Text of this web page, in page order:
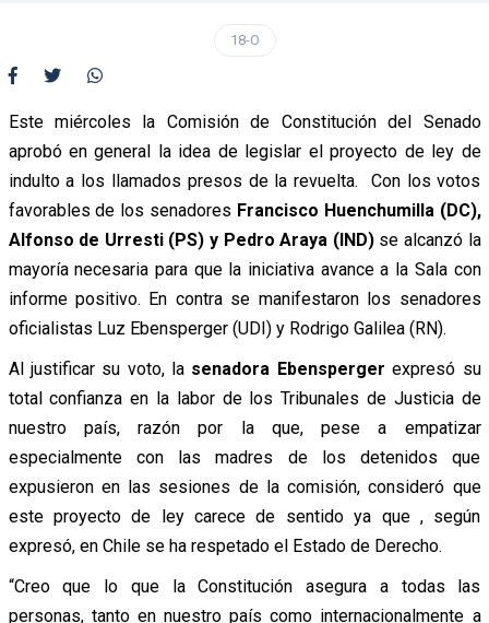
18-O
Este miércoles la Comisión de Constitución del Senado
aprobó en general la idea de legislar el proyecto de ley de
indulto a los llamados presos de la revuelta. Con los votos
favorables de los senadores Francisco Huenchumilla (DC),
Alfonso de Urresti (PS) y Pedro Araya (IND)se alcanzó la
mayoría necesaria para que la iniciativa avance a la Sala con
informe positivo. En contra se manifestaron los senadores
oficialistas Luz Ebensperger (UDI) y Rodrigo Galilea (RN).
Al justificar su voto, la senadora Ebensperger expresó su
total confianza en la labor de los Tribunales de Justicia de
nuestro país, razón por la que, pese a empatizar
especialmente con las madres de los detenidos que
expusieron en las sesiones de la comisión, consideró que
este proyecto de ley carece de sentido ya que , según
expresó, en Chile se ha respetado el Estado de Derecho.
“Creo que lo que la Constitución asegura a todas las
personas, tanto en nuestro país como internacionalmente a